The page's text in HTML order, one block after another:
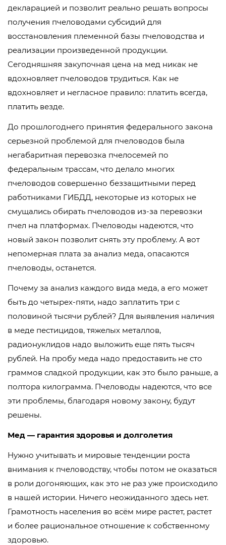
декларацией и позволит реально решать вопросы
получения пчеловодами субсидий для
восстановления племенной базы пчеловодства и
реализации произведенной продукции.
Сегодняшняя закупочная цена на мед никак не
вдохновляет пчеловодов трудиться. Как не
вдохновляет и негласное правило: платить всегда,
платить везде.
До прошлогоднего принятия федерального закона
серьезной проблемой для пчеловодов была
негабаритная перевозка пчелосемей по
федеральным трассам, что делало многих
пчеловодов совершенно беззащитными перед
работниками ГИБДД, некоторые из которых не
смущались обирать пчеловодов из-за перевозки
пчел на платформах. Пчеловоды надеются, что
новый закон позволит снять эту проблему. А вот
непомерная плата за анализ меда, опасаются
пчеловоды, останется.
Почему за анализ каждого вида меда, а его может
быть до четырех-пяти, надо заплатить три с
половиной тысячи рублей? Для выявления наличия
в меде пестицидов, тяжелых металлов,
радионуклидов надо выложить еще пять тысяч
рублей. На пробу меда надо предоставить не сто
граммов сладкой продукции, как это было раньше, а
полтора килограмма. Пчеловоды надеются, что все
эти проблемы, благодаря новому закону, будут
решены.
Мед — гарантия здоровья и долголетия
Нужно учитывать и мировые тенденции роста
внимания к пчеловодству, чтобы потом не оказаться
в роли догоняющих, как это не раз уже происходило
в нашей истории. Ничего неожиданного здесь нет.
Грамотность населения во всём мире растет, растет
и более рациональное отношение к собственному
здоровью.